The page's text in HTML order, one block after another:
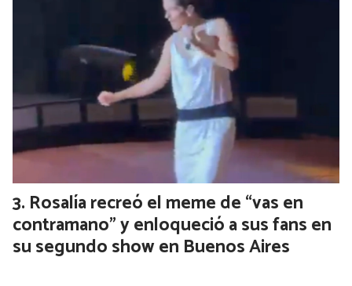
Colectivos, trenes, luz, agua, colegios
y prepagas: cuáles son los aumentos en
los servicios para agosto